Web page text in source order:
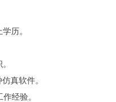
历。
真软件。
经验。